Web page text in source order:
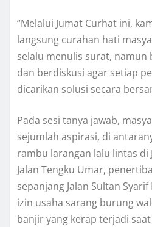
“Melalui Jumat Curhat ini,
langsung curahan hati
selalu menulis surat, namun
dan berdiskusi agar setiap
dicarikan solusi secara
Pada sesi tanya jawab,
sejumlah aspirasi, di
rambu larangan lalu lintas di
Jalan Tengku Umar,
sepanjang Jalan Sultan
izin usaha sarang burung
banjir yang kerap terjadi